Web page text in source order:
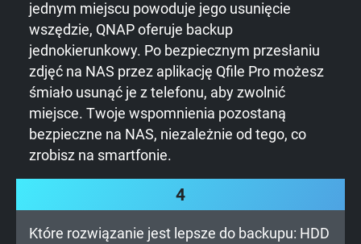
jednym miejscu powoduje jego usunięcie
wszędzie, QNAP oferuje backup
jednokierunkowy. Po bezpiecznym przesłaniu
zdjęć na NAS przez aplikację Qfile Pro możesz
śmiało usunąć je z telefonu, aby zwolnić
miejsce. Twoje wspomnienia pozostaną
bezpieczne na NAS, niezależnie od tego, co
zrobisz na smartfonie.
4
Które rozwiązanie jest lepsze do backupu: HDD